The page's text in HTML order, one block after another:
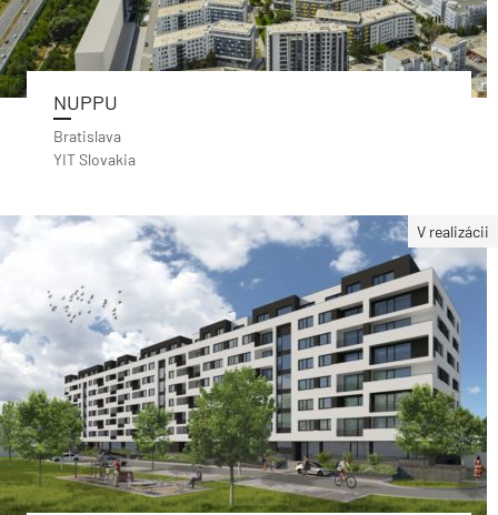
NUPPU
Bratislava
YIT Slovakia
V realizácii